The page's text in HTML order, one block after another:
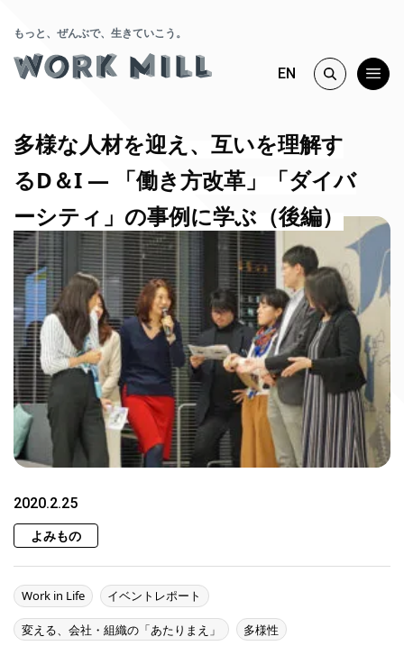
もっと、ぜんぶで、生きていこう。
EN
多様な人材を迎え、互いを理解す
るD＆I ― 「働き方改革」「ダイバ
ーシティ」の事例に学ぶ（後編）
2020.2.25
よみもの
Work in Life イベントレポート
変える、会社・組織の「あたりまえ」 多様性